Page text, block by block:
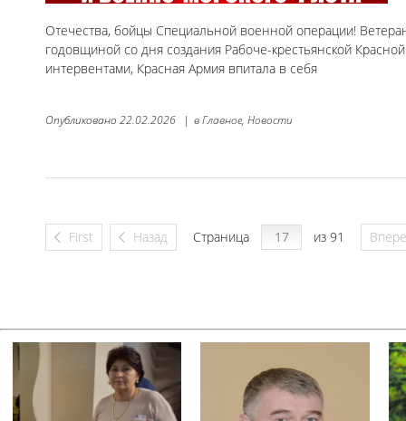
Отечества, бойцы Специальной военной операции!
годовщиной со дня создания Рабоче-крестьянской
интервентами, Красная Армия впитала в себя
Опубликовано 22.02.2026 | вГлавное, Новости
First Назад Страница из 91